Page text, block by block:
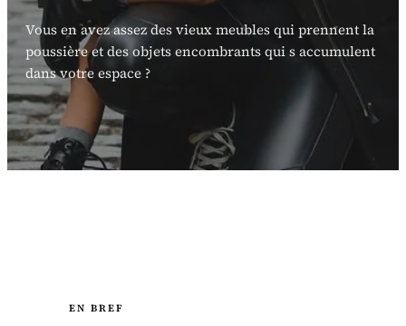
Vous en avez assez des vieux meubles qui prennent la
poussière et des objets encombrants qui s accumulent
dans votre espace ?
EN BREF